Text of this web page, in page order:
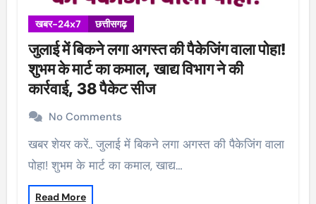
खबर-24x7 छत्तीसगढ़
जुलाई में बिकने लगा अगस्त की पैकेजिंग वाला पोहा!
शुभम के मार्ट का कमाल, खाद्य विभाग ने की
कार्रवाई, 38 पैकेट सीज
No Comments
खबर शेयर करें.. जुलाई में बिकने लगा अगस्त की पैकेजिंग वाला
पोहा! शुभम के मार्ट का कमाल, खाद्य…
Read More